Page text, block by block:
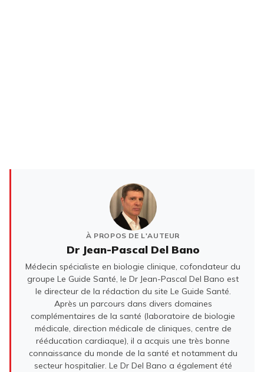
À PROPOS DE L'AUTEUR
Dr Jean-Pascal Del Bano
Médecin spécialiste en biologie clinique, cofondateur du
groupe Le Guide Santé, le Dr Jean-Pascal Del Bano est
le directeur de la rédaction du site Le Guide Santé.
Après un parcours dans divers domaines
complémentaires de la santé (laboratoire de biologie
médicale, direction médicale de cliniques, centre de
rééducation cardiaque), il a acquis une très bonne
connaissance du monde de la santé et notamment du
secteur hospitalier. Le Dr Del Bano a également été